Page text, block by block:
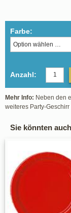
Farbe:
Anzahl:
Mehr Info: Neben den
weiteres Party-Geschirr
Sie könnten